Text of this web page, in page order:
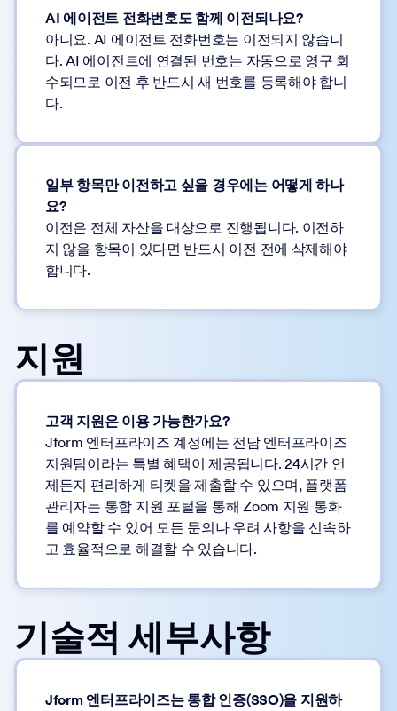
AI 에이전트 전화번호도 함께 이전되나요?
아니요. AI 에이전트 전화번호는 이전되지 않습니
다. AI 에이전트에 연결된 번호는 자동으로 영구 회
수되므로 이전 후 반드시 새 번호를 등록해야 합니
다.
일부 항목만 이전하고 싶을 경우에는 어떻게 하나
요?
이전은 전체 자산을 대상으로 진행됩니다. 이전하
지 않을 항목이 있다면 반드시 이전 전에 삭제해야
합니다.
지원
고객 지원은 이용 가능한가요?
Jform 엔터프라이즈 계정에는 전담 엔터프라이즈
지원팀이라는 특별 혜택이 제공됩니다. 24시간 언
제든지 편리하게 티켓을 제출할 수 있으며, 플랫폼
관리자는 통합 지원 포털을 통해 Zoom 지원 통화
를 예약할 수 있어 모든 문의나 우려 사항을 신속하
고 효율적으로 해결할 수 있습니다.
기술적 세부사항
Jform 엔터프라이즈는 통합 인증(SSO)을 지원하